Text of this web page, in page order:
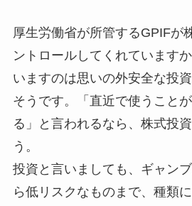
厚生労働省が所管するGPIFが
ントロールしてくれています
いますのは思いの外安全な投
そうです。「直近で使うこと
る」と言われるなら、株式投
う。
投資と言いましても、ギャン
ら低リスクなものまで、種類